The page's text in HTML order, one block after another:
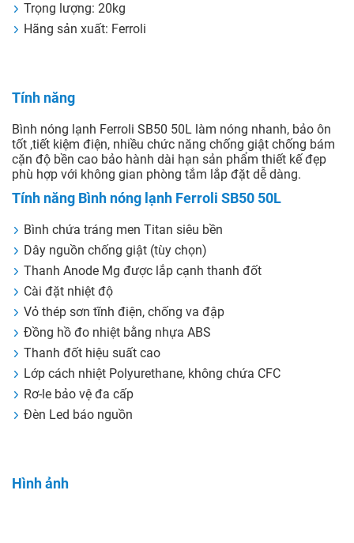
Trọng lượng: 20kg
Hãng sản xuất: Ferroli
Tính năng
Bình nóng lạnh Ferroli SB50 50L làm nóng nhanh, bảo ôn
tốt ,tiết kiệm điện, nhiều chức năng chống giật chống bám
cặn độ bền cao bảo hành dài hạn sản phẩm thiết kế đẹp
phù hợp với không gian phòng tắm lắp đặt dễ dàng.
Tính năng Bình nóng lạnh Ferroli SB50 50L
Bình chứa tráng men Titan siêu bền
Dây nguồn chống giật (tùy chọn)
Thanh Anode Mg được lắp cạnh thanh đốt
Cài đặt nhiệt độ
Vỏ thép sơn tĩnh điện, chống va đập
Đồng hồ đo nhiệt bằng nhựa ABS
Thanh đốt hiệu suất cao
Lớp cách nhiệt Polyurethane, không chứa CFC
Rơ-le bảo vệ đa cấp
Đèn Led báo nguồn
Hình ảnh